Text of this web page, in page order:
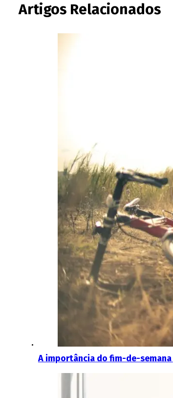
Artigos Relacionados
A importância do fim-de-